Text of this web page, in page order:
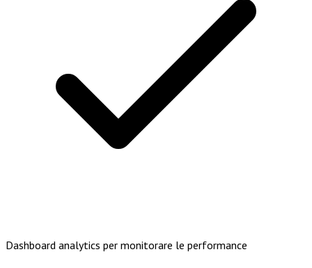
Dashboard analytics per monitorare le performance